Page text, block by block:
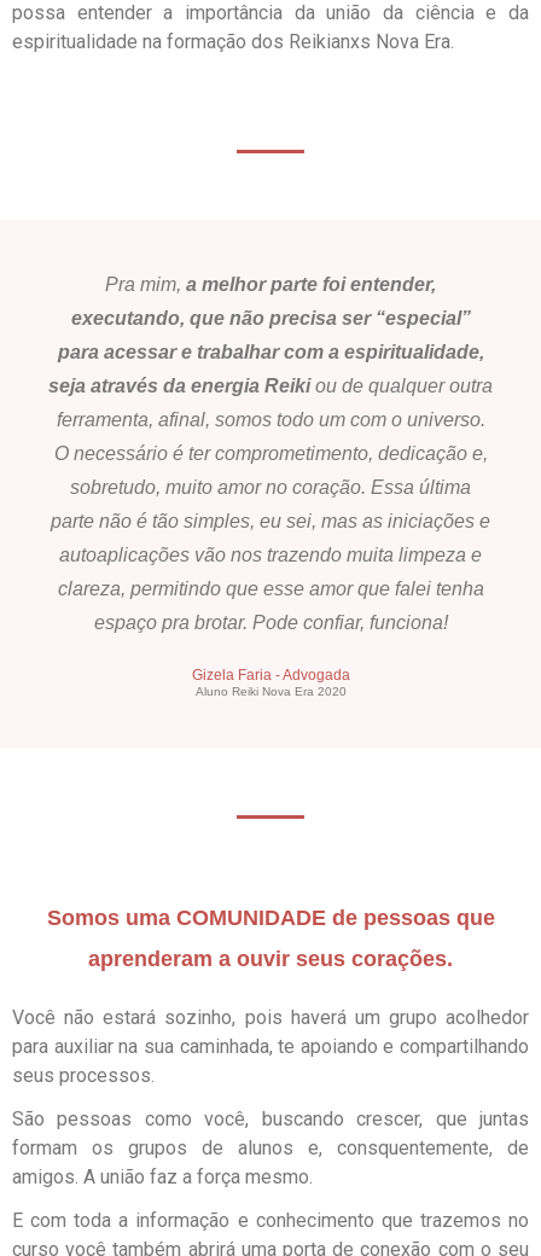
possa entender a importância da união da ciência e da
espiritualidade na formação dos Reikianxs Nova Era.
Pra mim, a melhor parte foi entender,
executando, que não precisa ser “especial”
para acessar e trabalhar com a espiritualidade,
seja através da energia Reikiou de qualquer outra
ferramenta, afinal, somos todo um com o universo.
O necessário é ter comprometimento, dedicação e,
sobretudo, muito amor no coração. Essa última
parte não é tão simples, eu sei, mas as iniciações e
autoaplicações vão nos trazendo muita limpeza e
clareza, permitindo que esse amor que falei tenha
espaço pra brotar. Pode confiar, funciona!
Gizela Faria - Advogada
Aluno Reiki Nova Era 2020
Somos uma COMUNIDADE de pessoas que
aprenderam a ouvir seus corações.
Você não estará sozinho, pois haverá um grupo acolhedor
para auxiliar na sua caminhada, te apoiando e compartilhando
seus processos.
São pessoas como você, buscando crescer, que juntas
formam os grupos de alunos e, consquentemente, de
amigos. A união faz a força mesmo.
E com toda a informação e conhecimento que trazemos no
curso você também abrirá uma porta de conexão com o seu